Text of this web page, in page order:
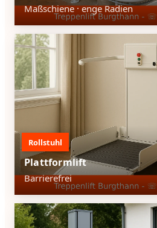
Maßschiene · enge Radien
Rollstuhl
Plattformlift
Barrierefrei